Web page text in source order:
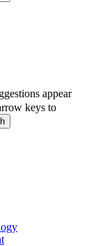
appear
keys to